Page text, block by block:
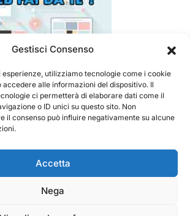
Gestisci Consenso
utilizziamo tecnologie come i cookie
alle informazioni del dispositivo. Il
ci permetterà di elaborare dati come il
o ID unici su questo sito. Non
il consenso può influire negativamente su alcune
Accetta
Nega
- Tecnorecensioni